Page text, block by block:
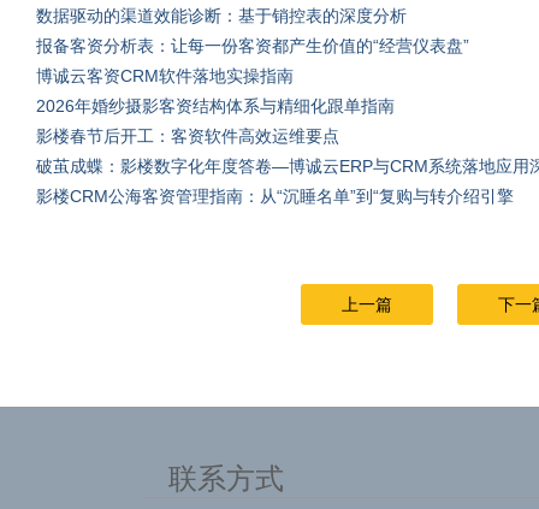
数据驱动的渠道效能诊断：基于销控表的深度分析
报备客资分析表：让每一份客资都产生价值的“经营仪表盘”
博诚云客资CRM软件落地实操指南
2026年婚纱摄影客资结构体系与精细化跟单指南
影楼春节后开工：客资软件高效运维要点
破茧成蝶：影楼数字化年度答卷—博诚云ERP与CRM系统落地应用
影楼CRM公海客资管理指南：从“沉睡名单”到“复购与转介绍引擎
上一篇 下一
联系方式